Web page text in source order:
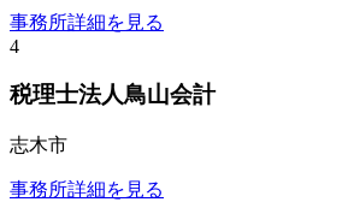
事務所詳細を見る
4
税理士法人鳥山会計
志木市
事務所詳細を見る